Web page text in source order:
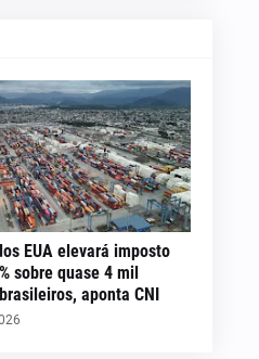
EUA elevará imposto
sobre quase 4 mil
aponta CNI